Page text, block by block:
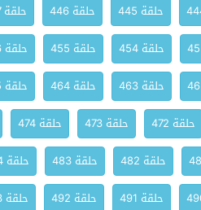
حلقة 445 حلقة 446 حلقة 447
حلقة 454 حلقة 455 حلقة 456
حلقة 463 حلقة 464 حلقة 465
حلقة 472 حلقة 473 حلقة 474
حلقة 482 حلقة 483 حلقة 484
حلقة 491 حلقة 492 حلقة 493